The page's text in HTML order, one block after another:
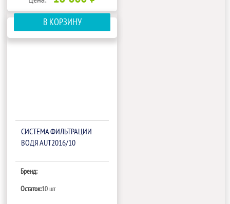
В КОРЗИНУ
СИСТЕМА ФИЛЬТРАЦИИ
ВОДЯ AUT2016/10
Бренд:
Остаток:10 шт